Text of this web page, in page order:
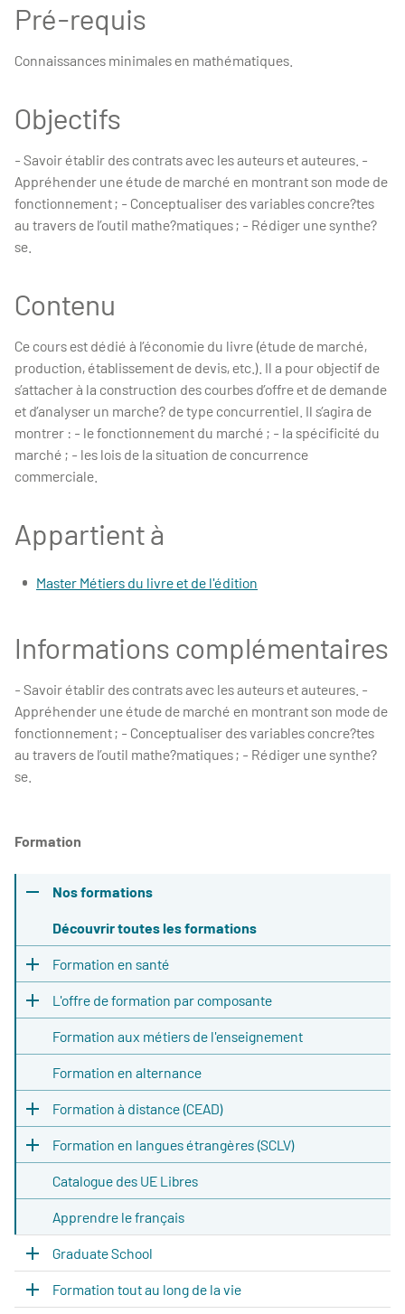
Pré-requis
Connaissances minimales en mathématiques.
Objectifs
- Savoir établir des contrats avec les auteurs et auteures. -
Appréhender une étude de marché en montrant son mode de
fonctionnement ; - Conceptualiser des variables concre?tes
au travers de l’outil mathe?matiques ; - Rédiger une synthe?
se.
Contenu
Ce cours est dédié à l’économie du livre (étude de marché,
production, établissement de devis, etc.). Il a pour objectif de
s’attacher à la construction des courbes d’offre et de demande
et d’analyser un marche? de type concurrentiel. Il s’agira de
montrer : - le fonctionnement du marché ; - la spécificité du
marché ; - les lois de la situation de concurrence
commerciale.
Appartient à
Master Métiers du livre et de l'édition
Informations complémentaires
- Savoir établir des contrats avec les auteurs et auteures. -
Appréhender une étude de marché en montrant son mode de
fonctionnement ; - Conceptualiser des variables concre?tes
au travers de l’outil mathe?matiques ; - Rédiger une synthe?
se.
Formation
Nos formations
Découvrir toutes les formations
Formation en santé
L'offre de formation par composante
Formation aux métiers de l'enseignement
Formation en alternance
Formation à distance (CEAD)
Formation en langues étrangères (SCLV)
Catalogue des UE Libres
Apprendre le français
Graduate School
Formation tout au long de la vie